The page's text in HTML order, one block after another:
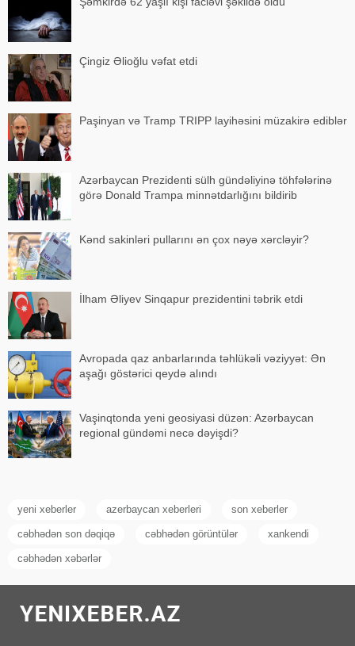
Çingiz Əlioğlu vəfat etdi
Paşinyan və Tramp TRIPP layihəsini müzakirə ediblər
Azərbaycan Prezidenti sülh gündəliyinə töhfələrinə
görə Donald Trampa minnətdarlığını bildirib
Kənd sakinləri pullarını ən çox nəyə xərcləyir?
İlham Əliyev Sinqapur prezidentini təbrik etdi
Avropada qaz anbarlarında təhlükəli vəziyyət: Ən
aşağı göstərici qeydə alındı
Vaşinqtonda yeni geosiyasi düzən: Azərbaycan
regional gündəmi necə dəyişdi?
yeni xeberler azerbaycan xeberleri son xeberler
cəbhədən son dəqiqə cəbhədən görüntülər xankendi
cəbhədən xəbərlər